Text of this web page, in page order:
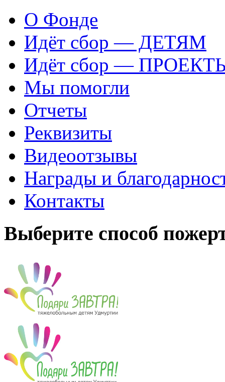
О Фонде
Идёт сбор — ДЕТЯМ
Идёт сбор —
Мы помогли
Отчеты
Реквизиты
Видеоотзывы
Награды и
Контакты
Выберите способ